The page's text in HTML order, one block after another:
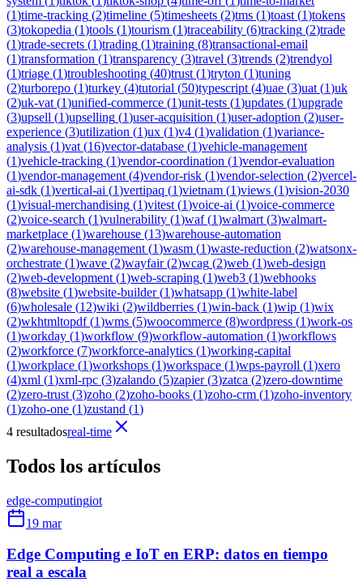
(1)time-tracking (2)timeline (5)timesheets (2)tms (1)toast (1)tokens
(3)tokopedia (1)tools (1)tourism (1)traceability (6)tracking (2)trade
(1)trade-secrets (1)trading (1)training (8)transactional-email
(1)transformation (1)transparency (3)travel (3)trends (2)trendyol
(1)triage (1)troubleshooting (40)trust (1)tryton (1)tuning
(2)turborepo (1)turkey (4)tutorial (50)typescript (4)uae (3)uat (1)uk
(2)uk-vat (1)unified-commerce (1)unit-tests (1)updates (1)upgrade
(3)upsell (1)upselling (1)user-acquisition (1)user-adoption (2)user-
experience (3)utilization (1)ux (1)v4 (1)validation (1)variance-
analysis (1)vat (16)vector-database (1)vehicle-management
(1)vehicle-tracking (1)vendor-coordination (1)vendor-evaluation
(1)vendor-management (4)vendor-risk (1)vendor-selection (2)vercel-
ai-sdk (1)vertical-ai (1)vertipaq (1)vietnam (1)views (1)vision-2030
(1)visual-merchandising (1)vitest (1)voice-ai (1)voice-commerce
(2)voice-search (1)vulnerability (1)waf(1)walmart (3)walmart-
marketplace (1)warehouse (13)warehouse-automation
(2)warehouse-management (1)wasm (1)waste-reduction (2)watsonx-
orchestrate (1)wave (2)wayfair(2)wcag (2)web (1)web-design
(2)web-development (1)web-scraping (1)web3 (1)webhooks
(8)website (1)website-builder(1)whatsapp (1)white-label
(6)wholesale (12)wiki (2)wildberries (1)win-back (1)wip (1)wix
(2)wkhtmltopdf(1)wms (5)woocommerce (8)wordpress (1)work-os
(1)workday (1)workflow (9)workflow-automation (1)workflows
(2)workforce (7)workforce-analytics (1)working-capital
(1)workplace (1)workshops (1)workspace (1)wps-payroll (1)xero
(4)xml (1)xml-rpc (3)zalando (5)zapier(3)zatca (2)zero-downtime
(2)zero-trust (3)zoho (2)zoho-books (1)zoho-crm (1)zoho-inventory
(1)zoho-one (1)zustand (1)
4 resultadosreal-time
Todos los artículos
edge-computingiot
19 mar
Edge Computing e IoT en ERP: datos en tiempo
real a escala